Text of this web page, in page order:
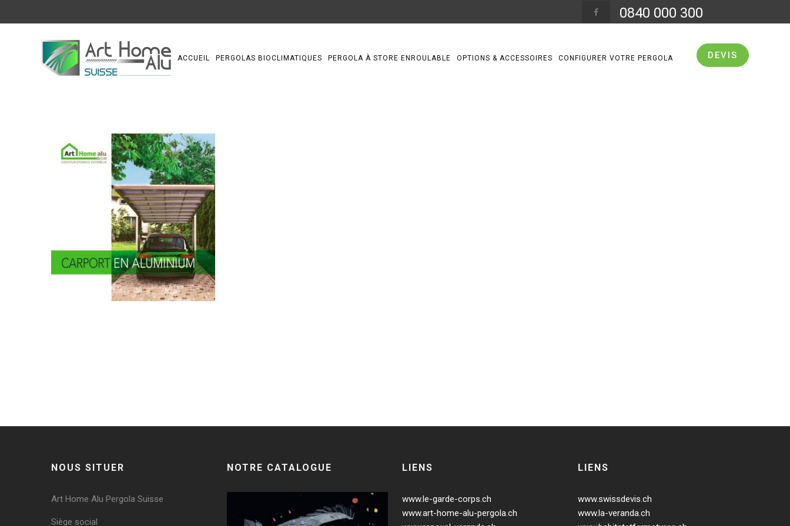
0840 000 300
DEVIS
ACCUEIL PERGOLAS BIOCLIMATIQUES PERGOLA À STORE ENROULABLE OPTIONS & ACCESSOIRES CONFIGURER VOTRE PERGOLA
NOUS SITUER
Art Home Alu Pergola Suisse
Siège social
NOTRE CATALOGUE LIENS
www.le-garde-corps.ch
www.art-home-alu-pergola.ch
LIENS
www.swissdevis.ch
www.la-veranda.ch